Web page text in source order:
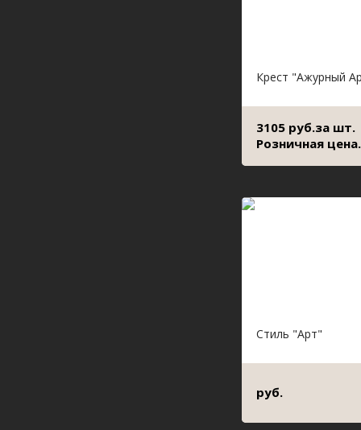
Крест "Ажурный
3105 руб.за шт.
Розничная цена.
Стиль "Арт"
руб.